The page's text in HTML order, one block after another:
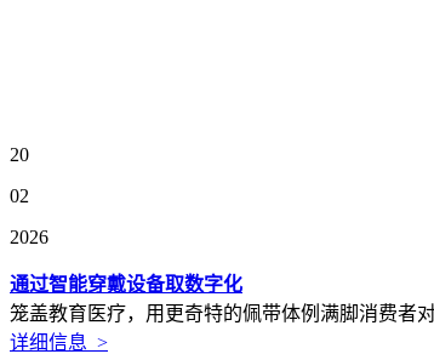
20
02
2026
通过智能穿戴设备取数字化
笼盖教育医疗，用更奇特的佩带体例满脚消费者
详细信息 >